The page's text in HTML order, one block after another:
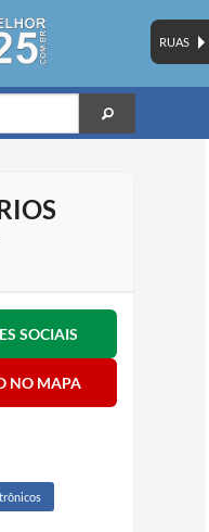
RUAS
SOCIAIS
NO MAPA